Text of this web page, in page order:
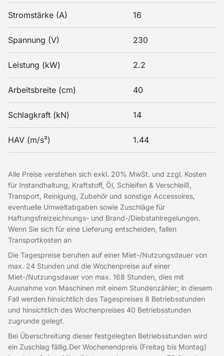
Stromstärke (A) 16
Spannung (V) 230
Leistung (kW) 2.2
Arbeitsbreite (cm) 40
Schlagkraft (kN) 14
HAV (m/s²) 1.44
Alle Preise verstehen sich exkl. 20% MwSt. und zzgl. Kosten
für Instandhaltung, Kraftstoff, Öl, Schleifen & Verschleiß,
Transport, Reinigung, Zubehör und sonstige Accessoires,
eventuelle Umweltabgaben sowie Zuschläge für
Haftungsfreizeichnungs- und Brand-/Diebstahlregelungen.
Wenn Sie sich für eine Lieferung entscheiden, fallen
Transportkosten an
Die Tagespreise beruhen auf einer Miet-/Nutzungsdauer von
max. 24 Stunden und die Wochenpreise auf einer
Miet-/Nutzungsdauer von max. 168 Stunden, dies mit
Ausnahme von Maschinen mit einem Stundenzähler; in diesem
Fall werden hinsichtlich des Tagespreises 8 Betriebsstunden
und hinsichtlich des Wochenpreises 40 Betriebsstunden
zugrunde gelegt.
Bei Überschreitung dieser festgelegten Betriebsstunden wird
ein Zuschlag fällig.Der Wochenendpreis (Freitag bis Montag)